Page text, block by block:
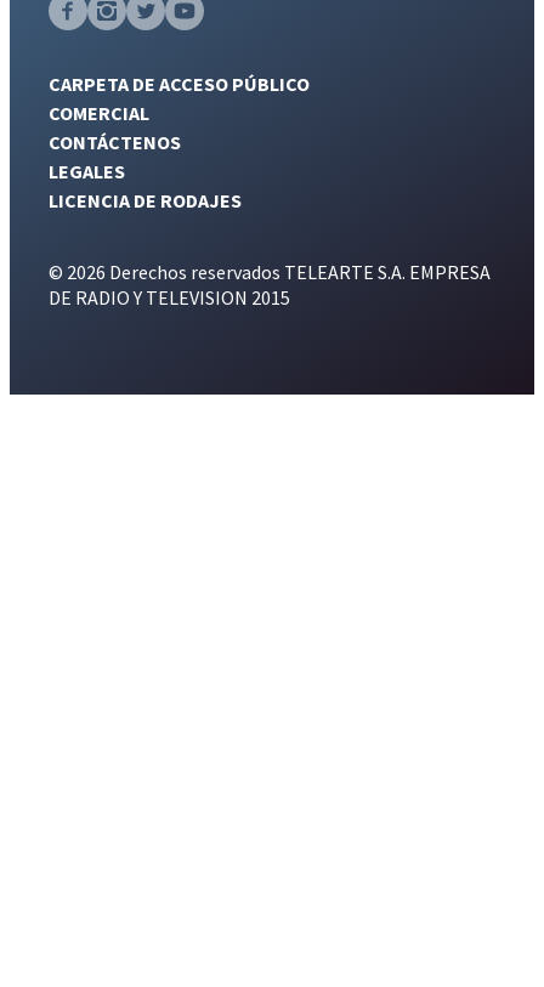
CARPETA DE ACCESO PÚBLICO
COMERCIAL
CONTÁCTENOS
LEGALES
LICENCIA DE RODAJES
© 2026 Derechos reservados TELEARTE S.A. EMPRESA
DE RADIO Y TELEVISION 2015